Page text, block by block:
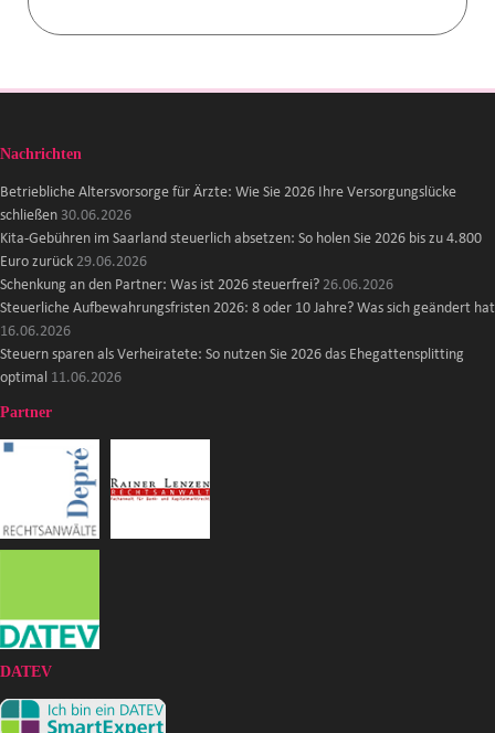
Nachrichten
Betriebliche Altersvorsorge für Ärzte: Wie Sie 2026 Ihre Versorgungslücke
schließen 30.06.2026
Kita-Gebühren im Saarland steuerlich absetzen: So holen Sie 2026 bis zu 4.800
Euro zurück 29.06.2026
Schenkung an den Partner: Was ist 2026 steuerfrei? 26.06.2026
Steuerliche Aufbewahrungsfristen 2026: 8 oder 10 Jahre? Was sich geändert hat
16.06.2026
Steuern sparen als Verheiratete: So nutzen Sie 2026 das Ehegattensplitting
optimal 11.06.2026
Partner
DATEV